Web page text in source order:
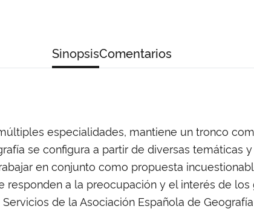
SinopsisComentarios
especialidades, mantiene un tronco
se configura a partir de diversas temáticas
en conjunto como propuesta
a la preocupación y el interés de
de la Asociación Española de